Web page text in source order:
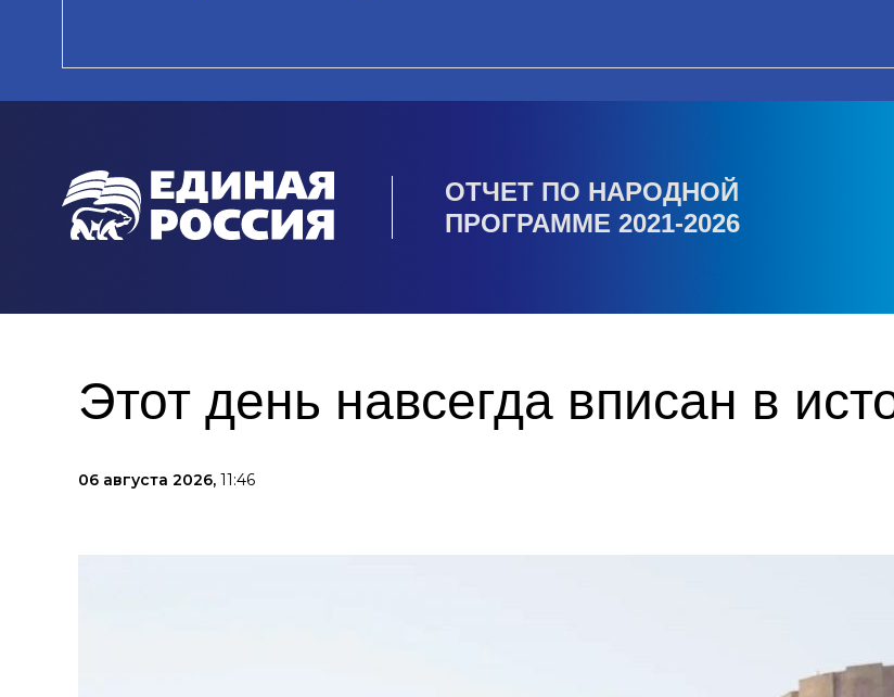
ОТЧЕТ ПО НАРОДНОЙ
ПРОГРАММЕ 2021-2026
Этот день навсегда вписан в
06 августа 2026, 11:46